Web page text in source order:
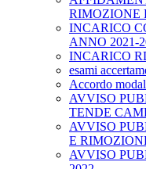
RIMOZIONE
INCARICO
ANNO 2021-
INCARICO
esami
Accordo
AVVISO
TENDE
AVVISO
E
AVVISO